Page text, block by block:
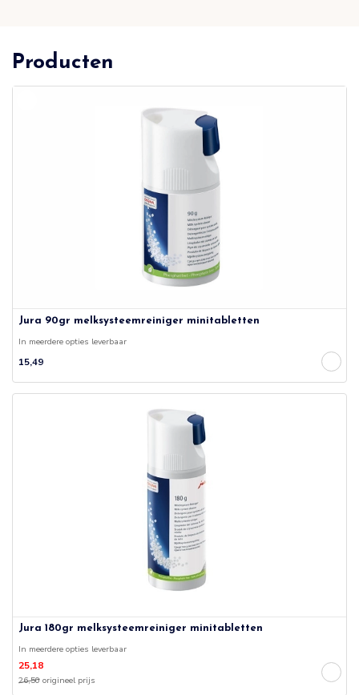
Producten
Jura 90gr melksysteemreiniger minitabletten
In meerdere opties leverbaar
15,49
Jura 180gr melksysteemreiniger minitabletten
In meerdere opties leverbaar
25,18
26,50origineel prijs